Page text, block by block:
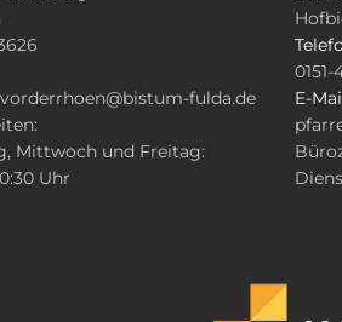
fulda.de
Mittwoch und Freitag:
Uhr
E-